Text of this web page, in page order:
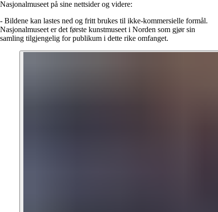
Nasjonalmuseet på sine nettsider og videre:
- Bildene kan lastes ned og fritt brukes til ikke-kommersielle formål.
Nasjonalmuseet er det første kunstmuseet i Norden som gjør sin
samling tilgjengelig for publikum i dette rike omfanget.